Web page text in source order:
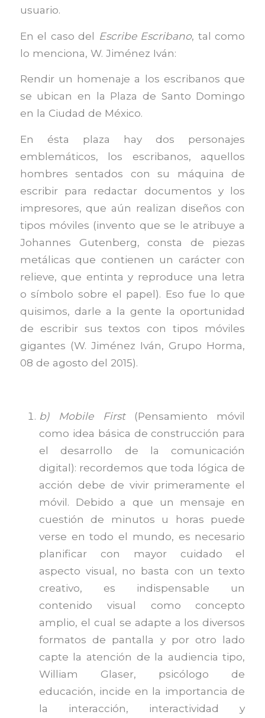
usuario.
En el caso del Escribe Escribano, tal como
lo menciona, W. Jiménez Iván:
Rendir un homenaje a los escribanos que
se ubican en la Plaza de Santo Domingo
en la Ciudad de México.
En ésta plaza hay dos personajes
emblemáticos, los escribanos, aquellos
hombres sentados con su máquina de
escribir para redactar documentos y los
impresores, que aún realizan diseños con
tipos móviles (invento que se le atribuye a
Johannes Gutenberg, consta de piezas
metálicas que contienen un carácter con
relieve, que entinta y reproduce una letra
o símbolo sobre el papel). Eso fue lo que
quisimos, darle a la gente la oportunidad
de escribir sus textos con tipos móviles
gigantes (W. Jiménez Iván, Grupo Horma,
08 de agosto del 2015).
b) Mobile First (Pensamiento móvil
como idea básica de construcción para
el desarrollo de la comunicación
digital): recordemos que toda lógica de
acción debe de vivir primeramente el
móvil. Debido a que un mensaje en
cuestión de minutos u horas puede
verse en todo el mundo, es necesario
planificar con mayor cuidado el
aspecto visual, no basta con un texto
creativo, es indispensable un
contenido visual como concepto
amplio, el cual se adapte a los diversos
formatos de pantalla y por otro lado
capte la atención de la audiencia tipo,
William Glaser, psicólogo de
educación, incide en la importancia de
la interacción, interactividad y